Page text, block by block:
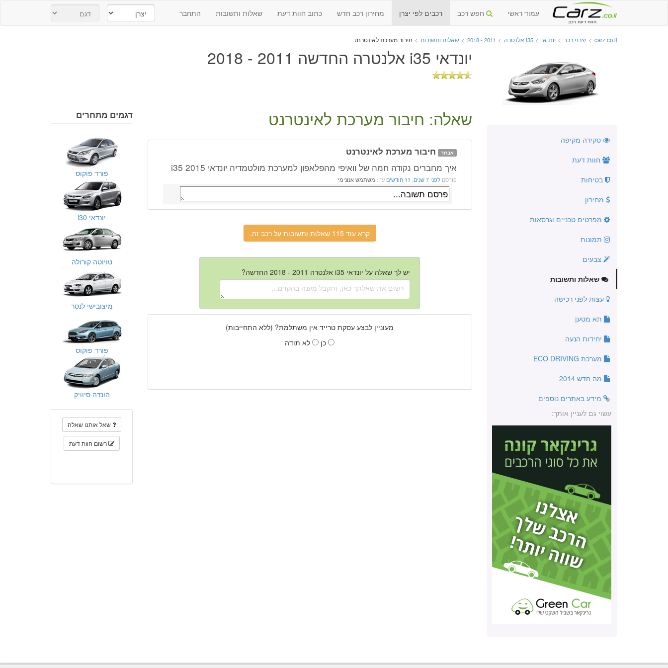
חוות דעת רכב
עמוד ראשי חפש רכב רכבים לפי יצרן מחירון רכב חדש כתוב חוות דעת שאלות ותשובות התחבר
carz.co.il
> יצרני רכב > יונדאי > i35 אלנטרה >
2011 - 2018
> שאלות ותשובות > חיבור מערכת לאינטרנט
יונדאי i35 אלנטרה החדשה 2011 - 2018
סקירה מקיפה
חוות דעת
בטיחות
מחירון
מפרטים טכניים וגרסאות
תמונות
צבעים
שאלות ותשובות
עצות לפני רכישה
תא מטען
יחידות הנעה
מערכת ECO DRIVING
מה חדש 2014
מידע באתרים נוספים
עשוי גם לעניין אותך:
שאלה: חיבור מערכת לאינטרנט
אבזור חיבור מערכת לאינטרנט
איך מחברים נקודה חמה של וואיפי מהפלאפון למערכת מולטמדיה יונדאי 2015 i35
פורסםלפני 7 שנים, 11 חודשים ע"י: משתמש אנונימי
קרא עוד 115 שאלות ותשובות על רכב זה.
יש לך שאלה על יונדאי i35 אלנטרה 2011 - 2018 החדשה?
מעוניין לבצע עסקת טרייד אין משתלמת? (ללא התחייבות)
כן
לא תודה
דגמים מתחרים
פורד פוקוס
יונדאי i30
טויוטה קורולה
מיצובישי לנסר
פורד פוקוס
הונדה סיוויק
שאל אותנו שאלה
רשום חוות דעת